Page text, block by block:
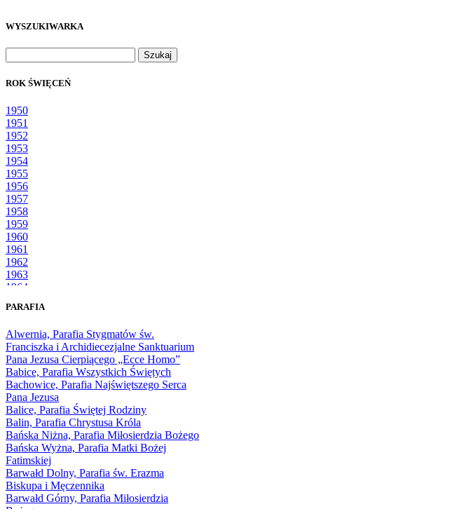
WYSZUKIWARKA
ROK ŚWIĘCEŃ
1950
1951
1952
1953
1954
1955
1956
1957
1958
1959
1960
1961
1962
1963
1964
1966
1968
1969
1970
1971
1972
1973
1974
1975
1976
1977
1978
1979
1980
1981
PARAFIA
Alwernia, Parafia Stygmatów św.
Franciszka i Archidiecezjalne Sanktuarium
Pana Jezusa Cierpiącego „Ecce Homo”
Babice, Parafia Wszystkich Świętych
Bachowice, Parafia Najświętszego Serca
Pana Jezusa
Balice, Parafia Świętej Rodziny
Balin, Parafia Chrystusa Króla
Bańska Niżna, Parafia Miłosierdzia Bożego
Bańska Wyżna, Parafia Matki Bożej
Fatimskiej
Barwałd Dolny, Parafia św. Erazma
Biskupa i Męczennika
Barwałd Górny, Parafia Miłosierdzia
Bożego